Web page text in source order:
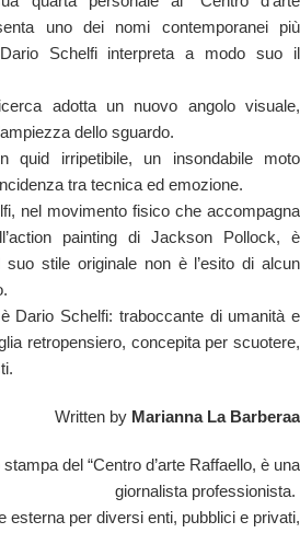
uno dei nomi contemporanei più
Schelfi interpreta a modo suo il
adotta un nuovo angolo visuale,
dello sguardo.
quid irripetibile, un insondabile moto
tra tecnica ed emozione.
nel movimento fisico che accompagna
painting di Jackson Pollock, è
stile originale non è l’esito di alcun
Dario Schelfi: traboccante di umanità e
retropensiero, concepita per scuotere,
Written by Marianna La Barberaa
del “Centro d’arte Raffaello, è una
giornalista professionista.
esterna per diversi enti, pubblici e privati,